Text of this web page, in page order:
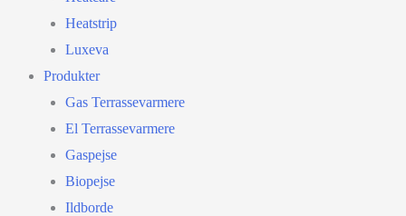
Heatstrip
Luxeva
Produkter
Gas Terrassevarmere
El Terrassevarmere
Gaspejse
Biopejse
Ildborde